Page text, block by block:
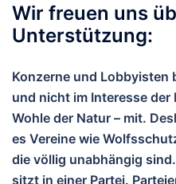
Wir freuen uns
Unterstützung:
Konzerne und Lobbyisten
und nicht im Interesse
Wohle der Natur – mit.
es Vereine wie
die völlig unabhängig
sitzt in einer Partei.